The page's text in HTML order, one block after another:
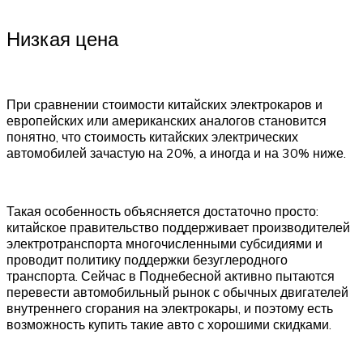
Низкая цена
При сравнении стоимости китайских электрокаров и
европейских или американских аналогов становится
понятно, что стоимость китайских электрических
автомобилей зачастую на 20%, а иногда и на 30% ниже.
Такая особенность объясняется достаточно просто:
китайское правительство поддерживает производителей
электротранспорта многочисленными субсидиями и
проводит политику поддержки безуглеродного
транспорта. Сейчас в Поднебесной активно пытаются
перевести автомобильный рынок с обычных двигателей
внутреннего сгорания на электрокары, и поэтому есть
возможность купить такие авто с хорошими скидками.